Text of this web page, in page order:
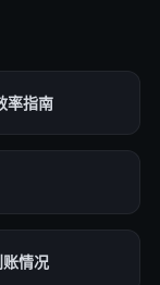
率指南
情况